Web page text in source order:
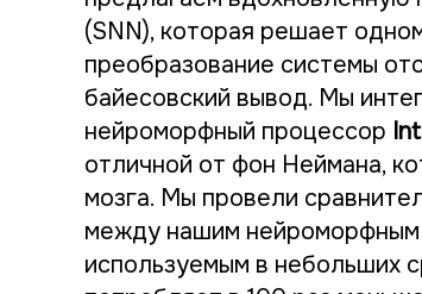
(SNN), которая решает
преобразование системы
байесовский вывод. Мы
нейроморфный процессор
отличной от фон Неймана,
мозга. Мы провели
между нашим нейроморфным
используемым в небольших